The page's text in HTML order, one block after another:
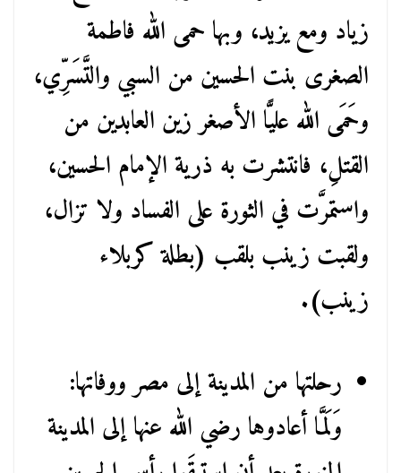
زياد ومع يزيد، وبها حمى الله فاطمة
الصغرى بنت الحسين من السبي والتَّسَرِّي،
وحَمَى الله عليًّا الأصغر زين العابدين من
القتلِ، فانتشرت به ذرية الإمام الحسين،
واستمرَّت في الثورة على الفساد ولا تزال،
ولقبت زينب بلقب (بطلة كربلاء
زينب).
رحلتها من المدينة إلى مصر ووفاتها:
وَلَمَّا أعادوها رضي الله عنها إلى المدينة